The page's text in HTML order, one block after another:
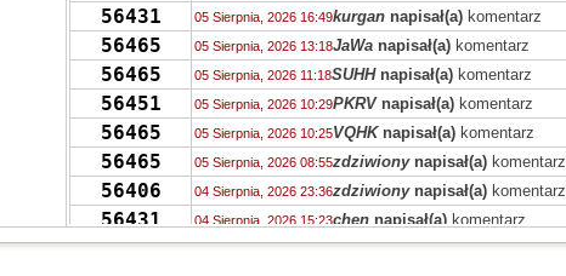
56431 05 Sierpnia, 2026 16:49kurgan napisał(a) komentarz
56465 05 Sierpnia, 2026 13:18JaWa napisał(a) komentarz
56465 05 Sierpnia, 2026 11:18SUHHnapisał(a) komentarz
56451 05 Sierpnia, 2026 10:29PKRVnapisał(a) komentarz
56465 05 Sierpnia, 2026 10:25VQHKnapisał(a) komentarz
56465 05 Sierpnia, 2026 08:55zdziwionynapisał(a) komentarz
56406 04 Sierpnia, 2026 23:36zdziwionynapisał(a) komentarz
56431 04 Sierpnia, 2026 15:23chen napisał(a) komentarz
56421 04 Sierpnia, 2026 15:12Grejonnapisał(a)komentarz